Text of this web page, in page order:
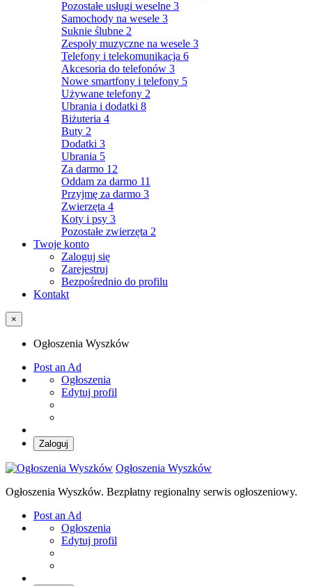
Pozostałe usługi weselne 3
Samochody na wesele 3
Suknie ślubne 2
Zespoły muzyczne na wesele 3
Telefony i telekomunikacja 6
Akcesoria do telefonów 3
Nowe smartfony i telefony 5
Używane telefony 2
Ubrania i dodatki 8
Biżuteria 4
Buty 2
Dodatki 3
Ubrania 5
Za darmo 12
Oddam za darmo 11
Przyjmę za darmo 3
Zwierzęta 4
Koty i psy 3
Pozostałe zwierzęta 2
Twoje konto
Zaloguj się
Zarejestruj
Bezpośrednio do profilu
Kontakt
×
Ogłoszenia Wyszków
Post an Ad
Ogłoszenia
Edytuj profil
Zaloguj
Ogłoszenia Wyszków
Ogłoszenia Wyszków. Bezpłatny regionalny serwis ogłoszeniowy.
Post an Ad
Ogłoszenia
Edytuj profil